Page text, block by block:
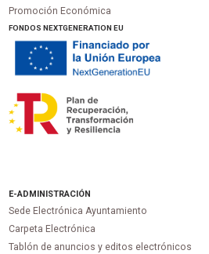
Promoción Económica
FONDOS NEXTGENERATION EU
E-ADMINISTRACIÓN
Sede Electrónica Ayuntamiento
Carpeta Electrónica
Tablón de anuncios y editos electrónicos